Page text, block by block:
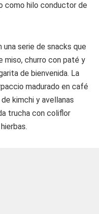
como hilo conductor de
una serie de snacks que
miso, churro con paté y
de bienvenida. La
madurado en café
kimchi y avellanas
trucha con coliflor